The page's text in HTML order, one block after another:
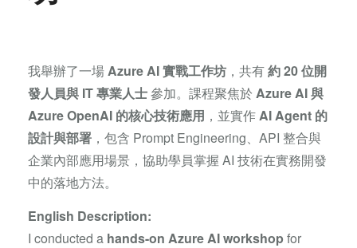
我舉辦了一場Azure AI 實戰工作坊 ，共有約 20 位開
發人員與 IT 專業人士參加。課程聚焦於 Azure AI 與
Azure OpenAI 的核心技術應用 ，並實作AI Agent 的
設計與部署 ，包含 Prompt Engineering、API 整合與
企業內部應用場景，協助學員掌握 AI 技術在實務開發
中的落地方法。
English Description:
I conducted a hands-on Azure AI workshop for